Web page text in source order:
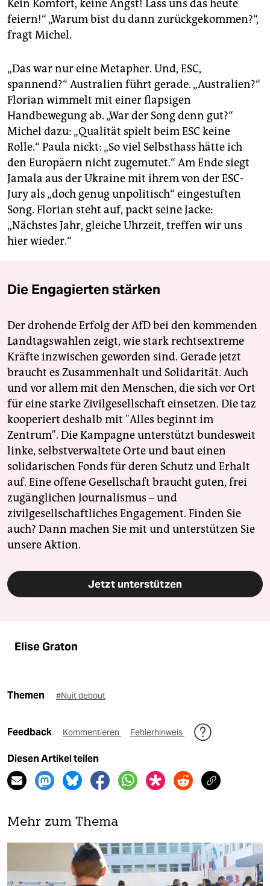
Kein Komfort, keine Angst! Lass uns das heute
feiern!“ „Warum bist du dann zurückgekommen?“,
fragt Michel.
„Das war nur eine Metapher. Und, ESC,
spannend?“ Australien führt gerade. „Australien?“
Florian wimmelt mit einer flapsigen
Handbewegung ab. „War der Song denn gut?“
Michel dazu: „Qualität spielt beim ESC keine
Rolle.“ Paula nickt: „So viel Selbsthass hätte ich
den Europäern nicht zugemutet.“ Am Ende siegt
Jamala aus der Ukraine mit ihrem von der ESC-
Jury als „doch genug unpolitisch“ eingestuften
Song. Florian steht auf, packt seine Jacke:
„Nächstes Jahr, gleiche Uhrzeit, treffen wir uns
hier wieder.“
Die Engagierten stärken
Der drohende Erfolg der AfD bei den kommenden
Landtagswahlen zeigt, wie stark rechtsextreme
Kräfte inzwischen geworden sind. Gerade jetzt
braucht es Zusammenhalt und Solidarität. Auch
und vor allem mit den Menschen, die sich vor Ort
für eine starke Zivilgesellschaft einsetzen. Die taz
kooperiert deshalb mit "Alles beginnt im
Zentrum". Die Kampagne unterstützt bundesweit
linke, selbstverwaltete Orte und baut einen
solidarischen Fonds für deren Schutz und Erhalt
auf. Eine offene Gesellschaft braucht guten, frei
zugänglichen Journalismus – und
zivilgesellschaftliches Engagement. Finden Sie
auch? Dann machen Sie mit und unterstützen Sie
unsere Aktion.
Jetzt unterstützen
Elise Graton
Themen #Nuit debout
Feedback Kommentieren Fehlerhinweis
Diesen Artikel teilen
Mehr zum Thema